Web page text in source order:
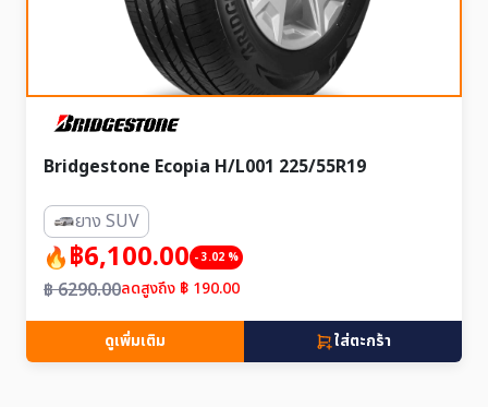
Bridgestone Ecopia H/L001 225/55R19
ยาง SUV
฿6,100.00 - 3.02 %
฿ 6290.00ลดสูงถึง ฿ 190.00
ดูเพิ่มเติม ใส่ตะกร้า